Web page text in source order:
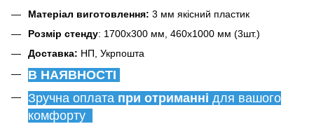
Матеріал виготовлення: 3 мм якісний пластик
Розмір стенду: 1700х300 мм, 460х1000 мм (3шт.)
Доставка: НП, Укрпошта
В НАЯВНОСТІ
Зручна оплата при отриманні для вашого
комфорту